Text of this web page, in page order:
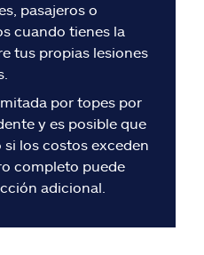
pasajeros o
cuando tienes la
tus propias lesiones
por topes por
y es posible que
los costos exceden
completo puede
adicional.